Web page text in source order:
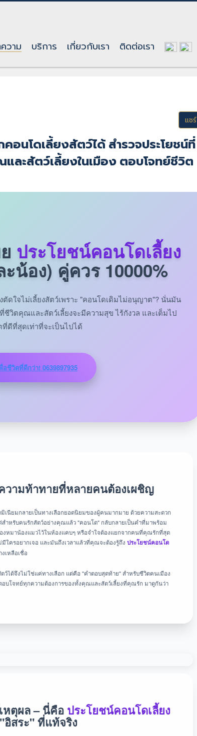
วาม บริการ เกี่ยวกับเรา ติดต่อเรา
แชร์
อนโดเลี้ยงสัตว์ได้ สำรวจประโยชน์ที่
ละสัตว์เลี้ยงในเมือง ตอบโจทย์ชีวิต
ประโยชน์คอนโดเลี้ยง
อง) คู่ควร 10000%
ดใจไม่เลี้ยงสัตว์เพราะ "คอนโดเดิมไม่อนุญาต"? นั่นมัน
วิตคุณและสัตว์เลี้ยงจะมีความสุข ไร้กังวล และเต็มไป
ดีที่สุดเท่าที่จะเป็นไปได้
อชีวิตที่ดีกว่า! 0639897935
วามท้าทายที่หลายคนต้องเผชิญ
นียมกลายเป็นทางเลือกยอดนิยมของผู้คนมากมาย ด้วยความสะดวก
ำหรับคนรักสัตว์อย่างคุณแล้ว "คอนโด" กลับกลายเป็นคำที่มาพร้อม
หมาน้องแมวไว้ในห้องแคบๆ หรือจำใจต้องแยกจากคนที่คุณรักที่สุด
ใครอยากเจอ และมันถึงเวลาแล้วที่คุณจะต้องรู้ถึง ประโยชน์คอนโด
เหลือเชื่อ
ได้จึงไม่ใช่แค่ทางเลือก แต่คือ "คำตอบสุดท้าย" สำหรับชีวิตคนเมือง
บโจทย์ทุกความต้องการของทั้งคุณและสัตว์เลี้ยงที่คุณรัก มาดูกันว่า
หตุผล – นี่คือ ประโยชน์คอนโดเลี้ยง
สระ" ที่แท้จริง